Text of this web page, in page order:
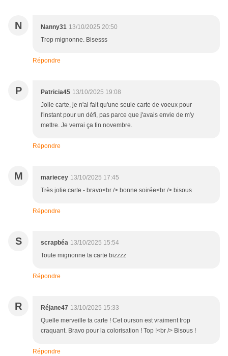
N Nanny31 13/10/2025 20:50
Trop mignonne. Bisesss
Répondre
P Patricia45 13/10/2025 19:08
Jolie carte, je n'ai fait qu'une seule carte de voeux pour
l'instant pour un défi, pas parce que j'avais envie de m'y
mettre. Je verrai ça fin novembre.
Répondre
M mariecey 13/10/2025 17:45
Très jolie carte - bravo<br /> bonne soirée<br /> bisous
Répondre
S scrapbéa 13/10/2025 15:54
Toute mignonne ta carte bizzzz
Répondre
R Réjane47 13/10/2025 15:33
Quelle merveille ta carte ! Cet ourson est vraiment trop
craquant. Bravo pour la colorisation ! Top !<br /> Bisous !
Répondre